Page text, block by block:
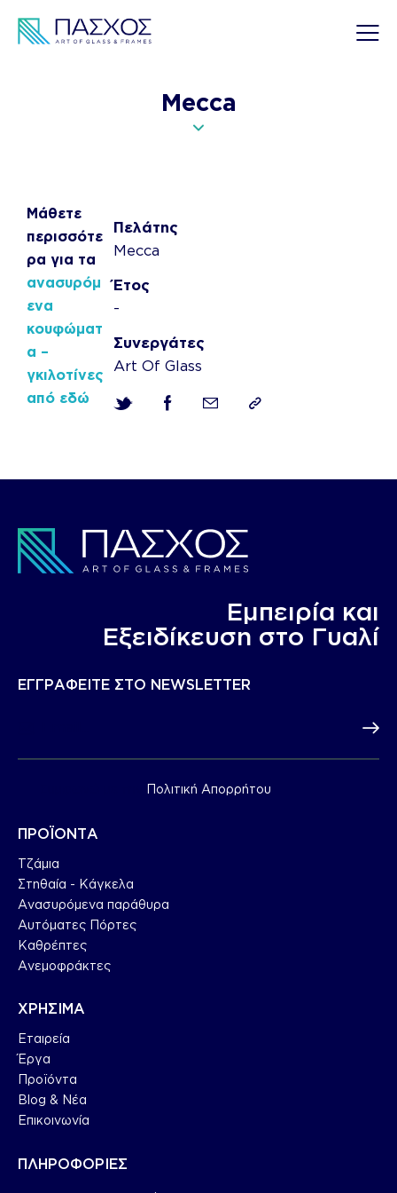
Mecca
Μάθετε
περισσότε
ρα για τα
ανασυρόμ
ενα
κουφώματ
α –
γκιλοτίνες
από εδώ
Πελάτης
Mecca
Έτος
-
Συνεργάτες
Art Of Glass
Εμπειρία και
Eξειδίκευση στο Γυαλί
ΕΓΓΡΑΦΕΙΤΕ ΣΤΟ NEWSLETTER
Πολιτική Απορρήτου
ΠΡΟΪΟΝΤΑ
Τζάμια
Στηθαία - Κάγκελα
Ανασυρόμενα παράθυρα
Αυτόματες Πόρτες
Καθρέπτες
Ανεμοφράκτες
ΧΡΗΣΙΜΑ
Εταιρεία
Έργα
Προϊόντα
Blog & Nέα
Επικοινωνία
ΠΛΗΡΟΦΟΡΙΕΣ